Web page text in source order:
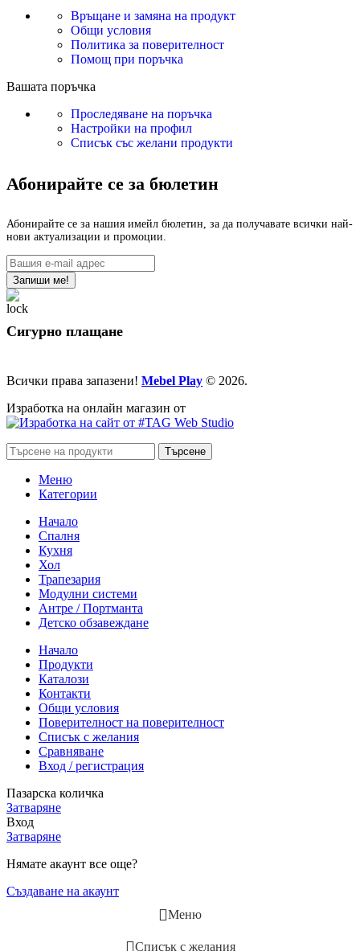
Връщане и замяна на продукт
Общи условия
Политика за поверителност
Помощ при поръчка
Вашата поръчка
Проследяване на поръчка
Настройки на профил
Списък със желани продукти
Абонирайте се за бюлетин
Абонирайте се за нашия имейл бюлетин, за да получавате всички най-
нови актуализации и промоции.
Сигурно плащане
Всички права запазени! Mebel Play © 2026.
Изработка на онлайн магазин от
Търсене
Меню
Категории
Начало
Спалня
Кухня
Хол
Трапезария
Модулни системи
Антре / Портманта
Детско обзавеждане
Начало
Продукти
Каталози
Контакти
Общи условия
Поверителност на поверителност
Списък с желания
Сравняване
Вход / регистрация
Пазарска количка
Затваряне
Вход
Затваряне
Нямате акаунт все още?
Създаване на акаунт
Меню
Списък с желания